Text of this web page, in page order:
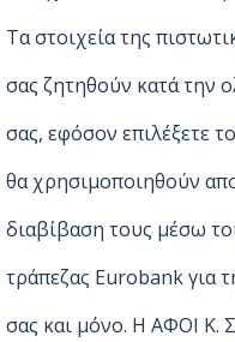
Τα στοιχεία της
σας ζητηθούν κατά την
σας, εφόσον επιλέξετε
θα χρησιμοποιηθούν
διαβίβαση τους μέσω
τράπεζας Eurobank για
σας και μόνο. Η ΑΦΟΙ Κ.